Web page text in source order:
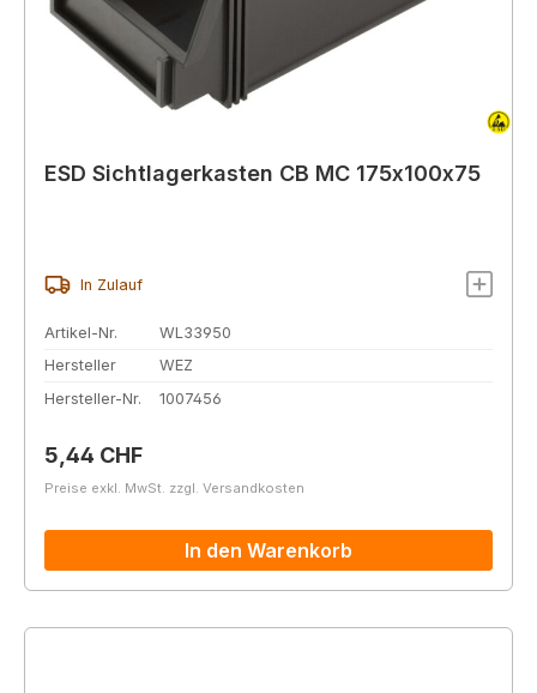
ESD Sichtlagerkasten CB MC 175x100x75
In Zulauf
Artikel-Nr.
WL33950
Hersteller
WEZ
Hersteller-Nr.
1007456
Regulärer Preis:
5,44 CHF
Preise exkl. MwSt. zzgl. Versandkosten
In den Warenkorb